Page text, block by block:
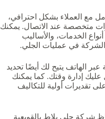
مع العملاء بشكل احترافي،
متخصصة عند الاتصال. يمكنك
الخدمات، والأساليب
الشركة في عمليات الجلي.
الهاتف يتيح لك أيضًا تحديد
إدارة وقتك. كما يمكنك
تقديرات أولية للتكاليف
شركة جلي بلاط بالقويعية‏